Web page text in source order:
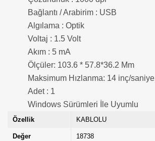
Bağlantı / Arabirim : USB
Algılama : Optik
Voltaj : 1.5 Volt
Akım : 5 mA
Ölçüler: 103.6 * 57.8*36.2 Mm
Maksimum Hızlanma: 14 inç/saniye
Adet : 1
Windows Sürümleri İle Uyumlu
Özellik KABLOLU
Değer 18738